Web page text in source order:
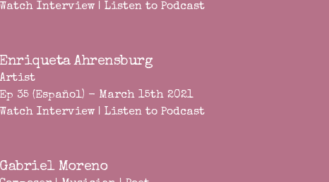
Watch Interview | Listen to Podcast
Enriqueta Ahrensburg
Artist
Ep 35 (Español) - March 15th 2021
Watch Interview | Listen to Podcast
Gabriel Moreno